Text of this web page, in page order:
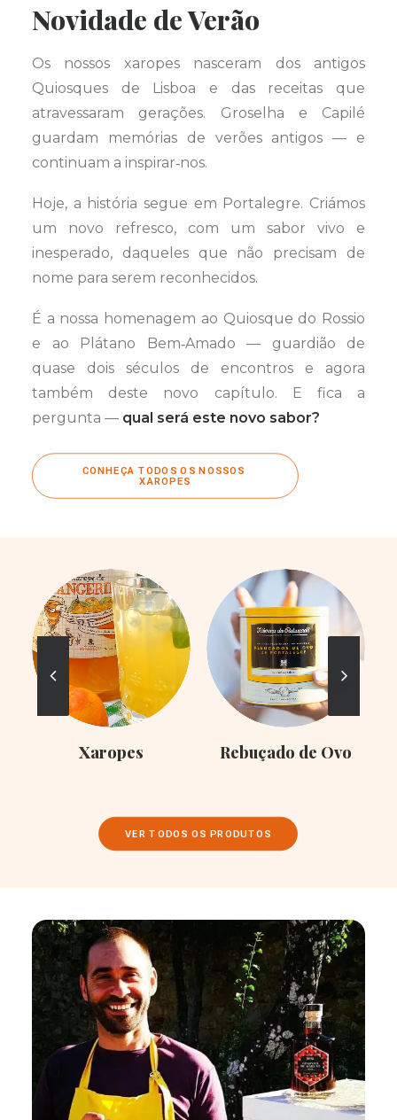
Novidade de Verão
Os nossos xaropes nasceram dos antigos
Quiosques de Lisboa e das receitas que
atravessaram gerações. Groselha e Capilé
guardam memórias de verões antigos — e
continuam a inspirar‑nos.
Hoje, a história segue em Portalegre. Criámos
um novo refresco, com um sabor vivo e
inesperado, daqueles que não precisam de
nome para serem reconhecidos.
É a nossa homenagem ao Quiosque do Rossio
e ao Plátano Bem‑Amado — guardião de
quase dois séculos de encontros e agora
também deste novo capítulo. E fica a
pergunta — qual será este novo sabor?
CONHEÇA TODOS OS NOSSOS
XAROPES
Xaropes Rebuçado de Ovo
VER TODOS OS PRODUTOS